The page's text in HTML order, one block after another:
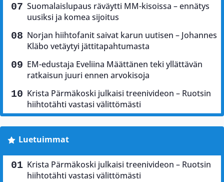
Suomalaislupaus räväytti MM-kisoissa – ennätys
uusiksi ja komea sijoitus
Norjan hiihtofanit saivat karun uutisen – Johannes
Kläbo vetäytyi jättitapahtumasta
EM-edustaja Eveliina Määttänen teki yllättävän
ratkaisun juuri ennen arvokisoja
Krista Pärmäkoski julkaisi treenivideon – Ruotsin
hiihtotähti vastasi välittömästi
Luetuimmat
Krista Pärmäkoski julkaisi treenivideon – Ruotsin
hiihtotähti vastasi välittömästi